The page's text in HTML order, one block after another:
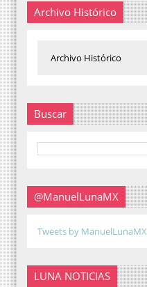
Archivo Histórico
Buscar
@ManuelLunaMX
Tweets by ManuelLunaMX
LUNA NOTICIAS